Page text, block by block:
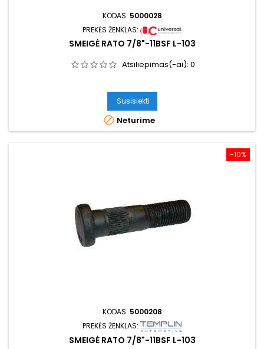
KODAS: 5000028
PREKĖS ŽENKLAS:
SMEIGĖ RATO 7/8"-11BSF L-103
Atsiliepimas(-ai): 0
Susisiekti
 Neturime
−10%
KODAS: 5000208
PREKĖS ŽENKLAS:
SMEIGĖ RATO 7/8"-11BSF L-103